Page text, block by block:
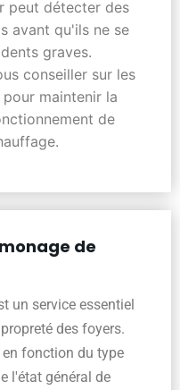
peut détecter des
avant qu'ils ne se
graves.
conseiller sur les
maintenir la
de
de
un service essentiel
des foyers.
fonction du type
l'état général de